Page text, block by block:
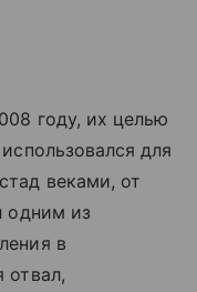
году, их целью
для
веками, от
одним из
в
отвал,